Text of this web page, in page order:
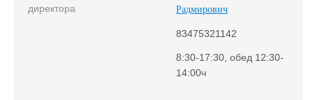
директора
Радмирович
83475321142
8:30-17:30, обед 12:30-
14:00ч